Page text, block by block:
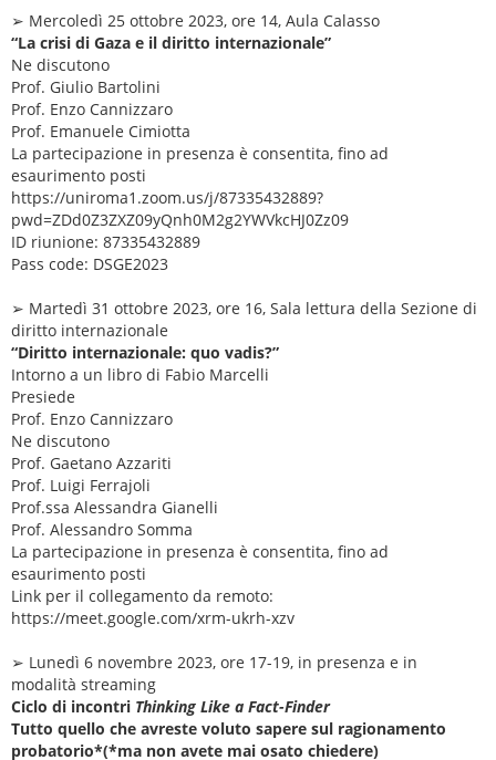
➢ Mercoledì 25 ottobre 2023, ore 14, Aula Calasso
“La crisi di Gaza e il diritto internazionale”
Ne discutono
Prof. Giulio Bartolini
Prof. Enzo Cannizzaro
Prof. Emanuele Cimiotta
La partecipazione in presenza è consentita, fino ad
esaurimento posti
https://uniroma1.zoom.us/j/87335432889?
pwd=ZDd0Z3ZXZ09yQnh0M2g2YWVkcHJ0Zz09
ID riunione: 87335432889
Pass code: DSGE2023
➢ Martedì 31 ottobre 2023, ore 16, Sala lettura della Sezione di
diritto internazionale
“Diritto internazionale: quo vadis?”
Intorno a un libro di Fabio Marcelli
Presiede
Prof. Enzo Cannizzaro
Ne discutono
Prof. Gaetano Azzariti
Prof. Luigi Ferrajoli
Prof.ssa Alessandra Gianelli
Prof. Alessandro Somma
La partecipazione in presenza è consentita, fino ad
esaurimento posti
Link per il collegamento da remoto:
https://meet.google.com/xrm-ukrh-xzv
➢ Lunedì 6 novembre 2023, ore 17-19, in presenza e in
modalità streaming
Ciclo di incontri Thinking Like a Fact-Finder
Tutto quello che avreste voluto sapere sul ragionamento
probatorio*(*ma non avete mai osato chiedere)